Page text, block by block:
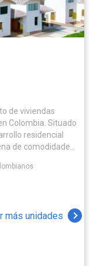
y la conexión con
de viviendas
Colombia. Situado
residencial
de comodidades
respetuosa con
amplios,
de alta calidad
de
Palo Santo
más unidades